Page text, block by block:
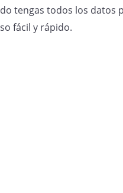
tengas todos los datos
fácil y rápido.